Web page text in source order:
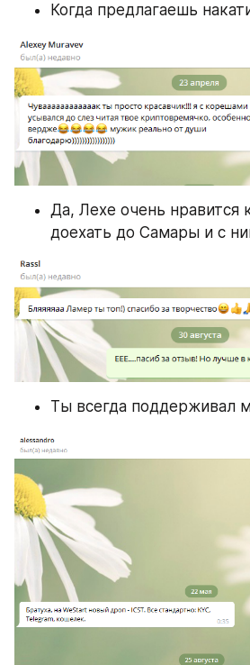
Когда предлагаешь
Да, Лехе очень нравится
доехать до Самары и с
Ты всегда поддерживал